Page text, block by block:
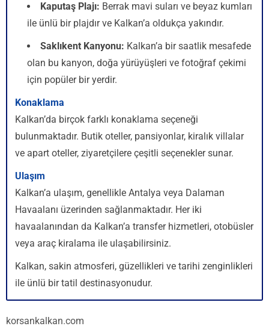
Kaputaş Plajı: Berrak mavi suları ve beyaz kumları
ile ünlü bir plajdır ve Kalkan’a oldukça yakındır.
Saklıkent Kanyonu: Kalkan’a bir saatlik mesafede
olan bu kanyon, doğa yürüyüşleri ve fotoğraf çekimi
için popüler bir yerdir.
Konaklama
Kalkan’da birçok farklı konaklama seçeneği
bulunmaktadır. Butik oteller, pansiyonlar, kiralık villalar
ve apart oteller, ziyaretçilere çeşitli seçenekler sunar.
Ulaşım
Kalkan’a ulaşım, genellikle Antalya veya Dalaman
Havaalanı üzerinden sağlanmaktadır. Her iki
havaalanından da Kalkan’a transfer hizmetleri, otobüsler
veya araç kiralama ile ulaşabilirsiniz.
Kalkan, sakin atmosferi, güzellikleri ve tarihi zenginlikleri
ile ünlü bir tatil destinasyonudur.
korsankalkan.com